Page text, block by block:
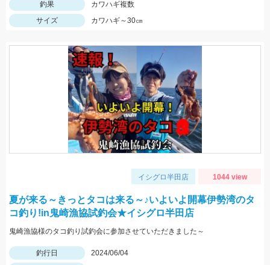
釣果
カワハギ複数
サイズ
カワハギ～30㎝
イシグロ半田店 1044 view
夏が来る～きっとタコは来る～♪いよいよ開幕伊勢湾のタ
コ釣り!in鬼崎漁協試釣会★イシグロ半田店
鬼崎漁協様のタコ釣り試釣会に参加させていただきました～
釣行日 2024/06/04